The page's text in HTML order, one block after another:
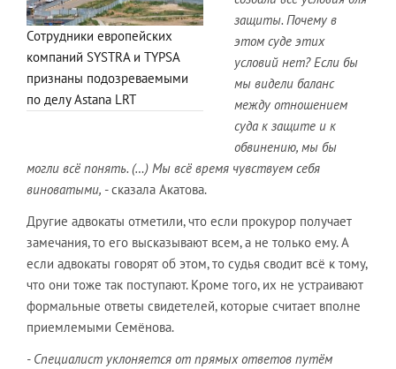
Сотрудники европейских
компаний SYSTRA и TYPSA
признаны подозреваемыми
по делу Astana LRT
защиты. Почему в
этом суде этих
условий нет? Если бы
мы видели баланс
между отношением
суда к защите и к
обвинению, мы бы
могли всё понять. (…) Мы всё время чувствуем себя
виноватыми, - сказала Акатова.
Другие адвокаты отметили, что если прокурор получает
замечания, то его высказывают всем, а не только ему. А
если адвокаты говорят об этом, то судья сводит всё к тому,
что они тоже так поступают. Кроме того, их не устраивают
формальные ответы свидетелей, которые считает вполне
приемлемыми Семёнова.
- Специалист уклоняется от прямых ответов путём